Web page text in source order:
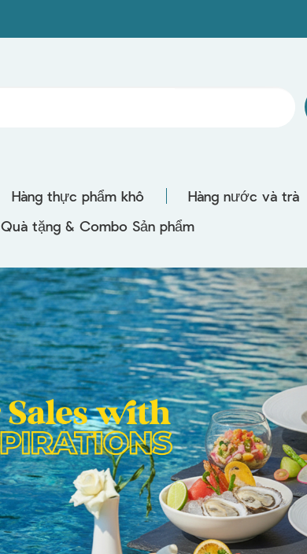
Hàng thực phẩm khô Hàng nước và trà
Quà tặng & Combo Sản phẩm